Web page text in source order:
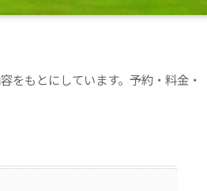
をもとにしています。予約・料金・